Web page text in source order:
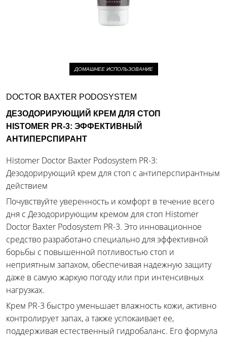
ДОМАШНЕЕ ИСПОЛЬЗОВАНИЕ
DOCTOR BAXTER PODOSYSTEM
ДЕЗОДОРИРУЮЩИЙ КРЕМ ДЛЯ СТОП
HISTOMER PR-3: ЭФФЕКТИВНЫЙ
АНТИПЕРСПИРАНТ
Histomer Doctor Baxter Podosystem PR-3:
Дезодорирующий крем для стоп с антиперспирантным
действием
Почувствуйте уверенность и комфорт в течение всего
дня с Дезодорирующим кремом для стоп Histomer
Doctor Baxter Podosystem PR-3. Это инновационное
средство разработано специально для эффективной
борьбы с повышенной потливостью стоп и
неприятным запахом, обеспечивая надежную защиту
даже в самую жаркую погоду или при интенсивных
нагрузках.
Крем PR-3 быстро уменьшает влажность кожи, активно
контролирует запах, а также успокаивает ее,
поддерживая естественный гидробаланс. Его формула